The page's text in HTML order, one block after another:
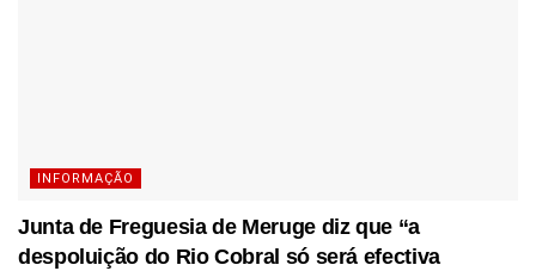
INFORMAÇÃO
Junta de Freguesia de Meruge diz que “a
despoluição do Rio Cobral só será efectiva